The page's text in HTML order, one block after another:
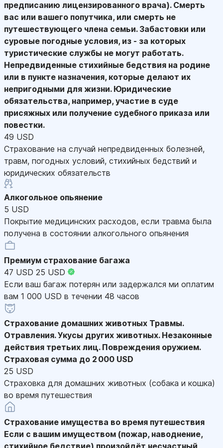
предписанию лицензированного врача). Смерть
вас или вашего попутчика, или смерть не
путешествующего члена семьи. Забастовки или
суровые погодные условия, из - за которых
туристические службы не могут работать.
Непредвиденные стихийные бедствия на родине
или в пункте назначения, которые делают их
непригодными для жизни. Юридические
обязательства, например, участие в суде
присяжных или получение судебного приказа или
повестки.
49 USD
Страхование на случай непредвиденных болезней,
травм, погодных условий, стихийных бедствий и
юридических обязательств
Алкогольное опьянение
5 USD
Покрытие медицинских расходов, если травма была
получена в состоянии алкогольного опьянения
Премиум страхование багажа
47 USD 25 USD
Если ваш багаж потерян или задержался ми оплатим
вам 1 000 USD в течении 48 часов
Страхование домашних животных Травмы.
Отравления. Укусы других животных. Незаконные
действия третьих лиц. Повреждения оружием.
Страховая сумма до 2 000 USD
25 USD
Страховка для домашних животных (собака и кошка)
во время путешествия
Страхование имущества во время путешествия
Если с вашим имуществом (пожар, наводнение,
стихийное бедствие) произойдёт несчастный